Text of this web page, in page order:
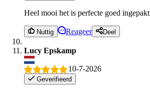
Heel mooi het is perfecte goed ingepakt
Nuttig Reageer Deel
Lucy Epskamp
10-7-2026
Geverifieerd